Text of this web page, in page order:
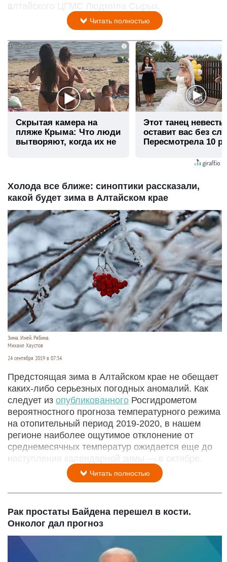
алтайского ЦГМС Людмила Сырых.
Читать полностью
i
Скрытая камера на
пляже Крыма: Что люди
вытворяют, когда их не
Этот танец невесты
оставит вас без
Пересмотрела 10
Холода все ближе: синоптики рассказали,
какой будет зима в Алтайском крае
Зима. Иней. Рябина.
Михаил Хаустов
24 сентября 2019 в 07:34
Предстоящая зима в Алтайском крае не обещает
каких-либо серьезных погодных аномалий. Как
следует из опубликованного Росгидрометом
вероятностного прогноза температурного режима
на отопительный период 2019-2020, в нашем
регионе наиболее ощутимое отклонение от
среднемесячных температур ожидается еще до
наступления календарной зимы — в октябре.
Читать полностью
Рак простаты Байдена перешел в кости.
Онколог дал прогноз